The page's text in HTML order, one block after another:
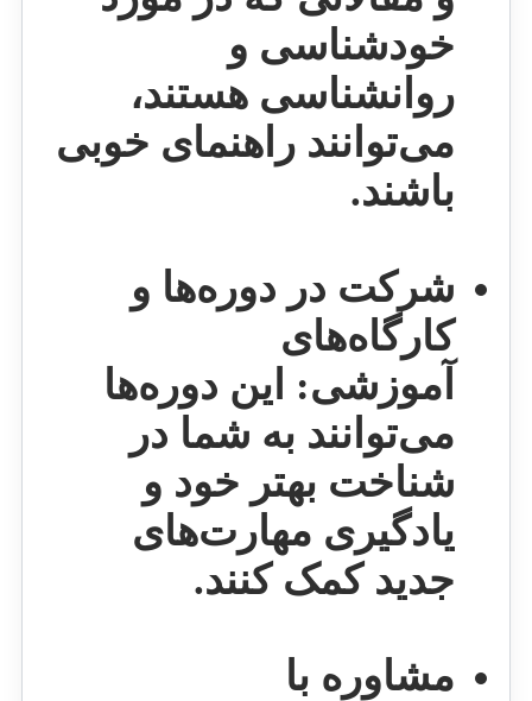
خودشناسی و
روانشناسی هستند،
می‌توانند راهنمای خوبی
باشند.
شرکت در دوره‌ها و
کارگاه‌های
آموزشی: این دوره‌ها
می‌توانند به شما در
شناخت بهتر خود و
یادگیری مهارت‌های
جدید کمک کنند.
مشاوره با